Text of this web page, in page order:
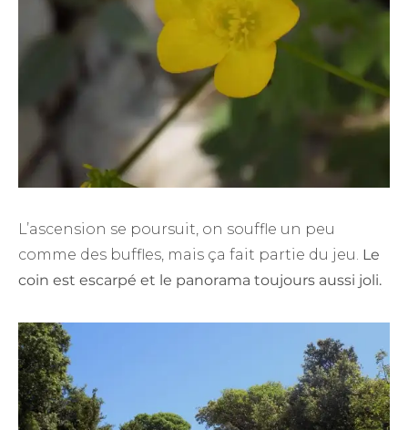
L’ascension se poursuit, on souffle un peu
comme des buffles, mais ça fait partie du jeu. Le
coin est escarpé et le panorama toujours aussi joli.